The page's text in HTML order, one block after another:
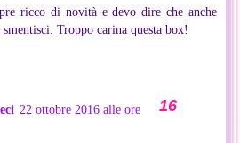
ricco di novità e devo dire che anche
Troppo carina questa box!
22 ottobre 2016 alle ore